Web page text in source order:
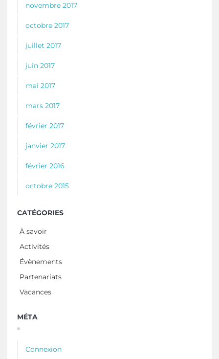
novembre 2017
octobre 2017
juillet 2017
juin 2017
mai 2017
mars 2017
février 2017
janvier 2017
février 2016
octobre 2015
CATÉGORIES
À savoir
Activités
Évènements
Partenariats
Vacances
MÉTA
Connexion